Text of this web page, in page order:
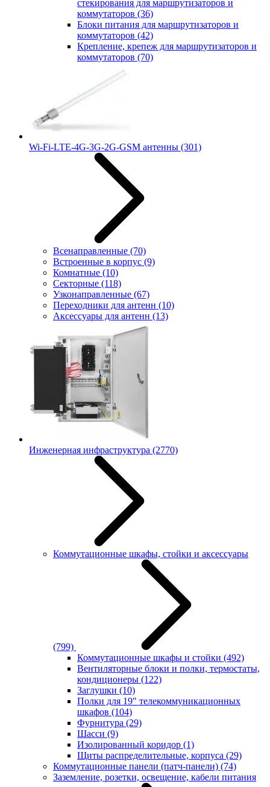
стекирования для маршрутизаторов и
коммутаторов (36)
Блоки питания для маршрутизаторов и
коммутаторов (42)
Крепление, крепеж для маршрутизаторов и
коммутаторов (70)
Wi-Fi-LTE-4G-3G-2G-GSM антенны (301)
Всенаправленные (70)
Встроенные в корпус (9)
Комнатные (10)
Секторные (118)
Узконаправленные (67)
Переходники для антенн (10)
Аксессуары для антенн (13)
Инженерная инфраструктура (2770)
Коммутационные шкафы, стойки и аксессуары
(799)
Коммутационные шкафы и стойки (492)
Вентиляторные блоки и полки, термостаты,
кондиционеры (122)
Заглушки (10)
Полки для 19" телекоммуникационных
шкафов (104)
Фурнитура (29)
Шасси (9)
Изолированный коридор (1)
Щиты распределительные, корпуса (29)
Коммутационные панели (патч-панели) (74)
Заземление, розетки, освещение, кабели питания